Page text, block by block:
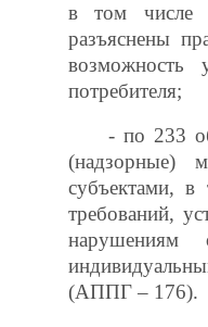
в том числе
разъяснены
возможность
потребителя;
- по 233
(надзорные)
субъектами,
требований,
нарушениям
(АППГ – 176).